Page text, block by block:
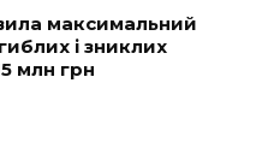
максимальний
і зниклих
млн грн